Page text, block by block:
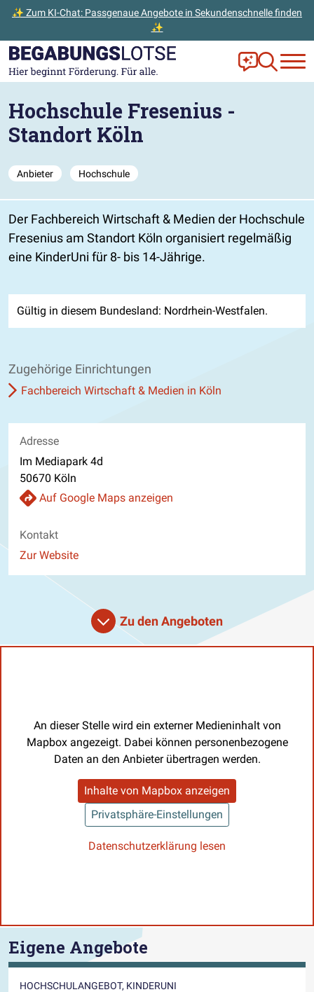
✨ Zum KI-Chat: Passgenaue Angebote in Sekundenschnelle finden
✨
Zum Hauptinhalt der Seite springen
Zur Startseite gehen Frag Ella!
Zur
Hochschule Fresenius -
Standort Köln
Anbieter Hochschule
Der Fachbereich Wirtschaft & Medien der Hochschule
Fresenius am Standort Köln organisiert regelmäßig
eine KinderUni für 8- bis 14-Jährige.
Gültig in diesem Bundesland: Nordrhein-Westfalen.
Zugehörige Einrichtungen
Fachbereich Wirtschaft & Medien in Köln
Adresse
Im Mediapark 4d
50670 Köln
Auf Google Maps anzeigen
Kontakt
Website
Zur Website
Zu den Angeboten
An dieser Stelle wird ein externer Medieninhalt von
Mapbox angezeigt. Dabei können personenbezogene
Daten an den Anbieter übertragen werden.
Inhalte von Mapbox anzeigen
Privatsphäre-Einstellungen
Datenschutzerklärung lesen
Eigene Angebote
HOCHSCHULANGEBOT, KINDERUNI